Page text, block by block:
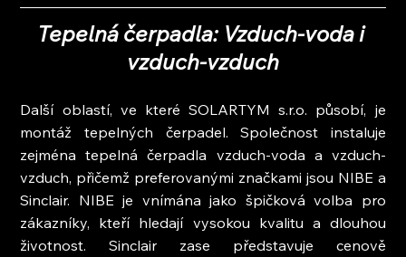
Tepelná čerpadla: Vzduch-voda i
vzduch-vzduch
Další oblastí, ve které SOLARTYM s.r.o. působí, je
montáž tepelných čerpadel. Společnost instaluje
zejména tepelná čerpadla vzduch-voda a vzduch-
vzduch, přičemž preferovanými značkami jsou NIBE a
Sinclair. NIBE je vnímána jako špičková volba pro
zákazníky, kteří hledají vysokou kvalitu a dlouhou
životnost. Sinclair zase představuje cenově